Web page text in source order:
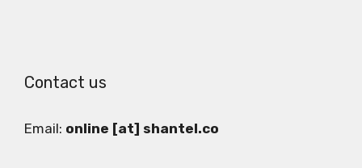
Contact us
Email: online [at] shantel.co